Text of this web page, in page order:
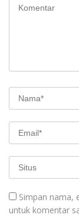
Simpan nama,
untuk komentar